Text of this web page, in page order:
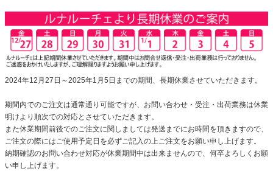
子育て卒業証書
ウェルカムボード
クロックギフト
DIY用品
引菓子
引出物ギフト
2024年12月27日～2025年1月5日までの期間、長期休業させていただきます。
期間内でのご注文は通常通り可能ですが、お問い合わせ・受注・出荷業務は休業
明けより順次での対応とさせていただきます。
また休業期間前後でのご注文に関しましては発送までにお時間を頂きますので、
ご注文の際にはご使用予定日を必ずご記入の上ご注文をお願い申し上げます。
納期確認のお問い合わせ対応が休業期間中は出来ませんので、何卒よろしくお願
い申し上げます。